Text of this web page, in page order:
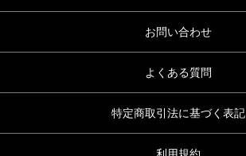
お問い合わせ
よくある質問
特定商取引法に基づく表記
利用規約